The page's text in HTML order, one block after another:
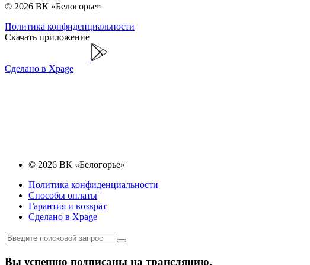
© 2026 ВК «Белогорье»
Политика конфиденциальности
Скачать приложение
Сделано в Xpage
© 2026 ВК «Белогорье»
Политика конфиденциальности
Способы оплаты
Гарантия и возврат
Сделано в Xpage
Вы успешно подписаны на трансляцию.